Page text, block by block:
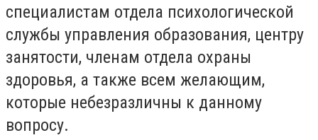
специалистам отдела психологической
службы управления образования, центру
занятости, членам отдела охраны
здоровья, а также всем желающим,
которые небезразличны к данному
вопросу.